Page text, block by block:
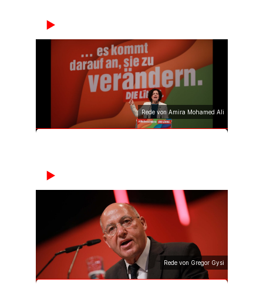
Rede von Amira Mohamed Ali
Rede von Gregor Gysi